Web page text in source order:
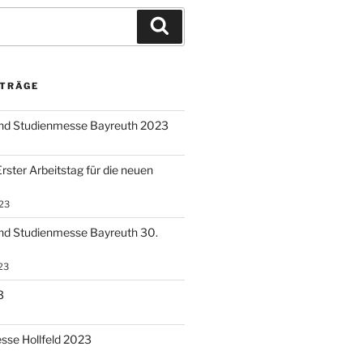
Studienmesse Bayreuth 2023
Arbeitstag für die neuen
Studienmesse Bayreuth 30.
Hollfeld 2023